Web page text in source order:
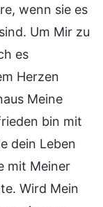
wenn sie es
Um Mir zu
es
Herzen
Meine
bin mit
dein Leben
mit Meiner
Wird Mein